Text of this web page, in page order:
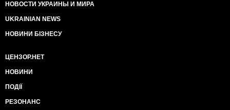
НОВОСТИ УКРАИНЫ И МИРА
UKRAINIAN NEWS
НОВИНИ БІЗНЕСУ
ЦЕНЗОР.НЕТ
НОВИНИ
ПОДІЇ
РЕЗОНАНС